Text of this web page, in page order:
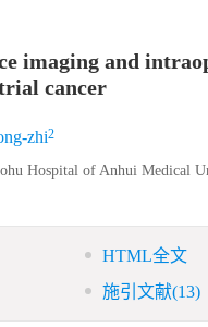
imaging and
cancer
zhi2
Hospital of Anhui Medical
HTML全文
施引文献(13)